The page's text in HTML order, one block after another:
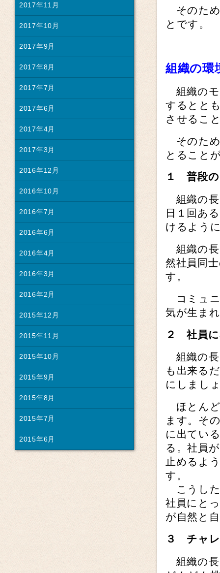
そのため
とです。
組織の環
組織のモ
するとと
させるこ
そのため
とること
１ 普段の
組織の長
日１回あ
けるよう
組織の長
然社員同
す。
コミュニ
気が生ま
２ 社員に
組織の長
も出来る
にしまし
ほとんど
ます。そ
に出てい
る。社員
止めるよ
す。
こうした
社員にと
が自然と
３ チャレ
組織の長
2017年11月
2017年10月
2017年9月
2017年8月
2017年7月
2017年6月
2017年4月
2017年3月
2016年12月
2016年10月
2016年7月
2016年6月
2016年4月
2016年3月
2016年2月
2015年12月
2015年11月
2015年10月
2015年9月
2015年8月
2015年7月
2015年6月